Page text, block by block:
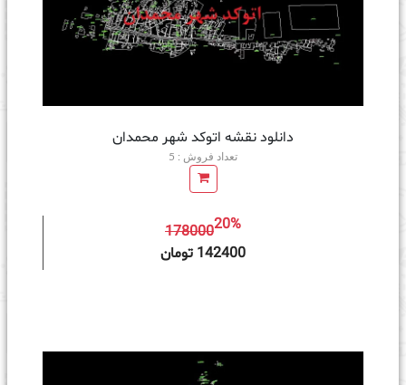
دانلود نقشه اتوکد شهر محمدان
تعداد فروش : 5
17800020%
142400 تومان